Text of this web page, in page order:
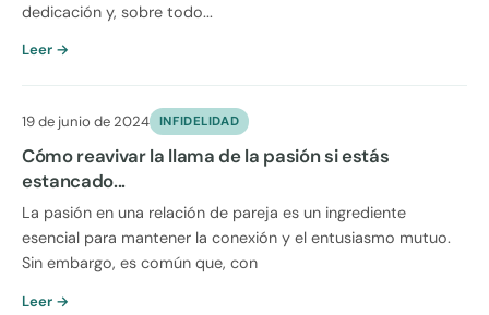
dedicación y, sobre todo...
Leer →
19 de junio de 2024 INFIDELIDAD
Cómo reavivar la llama de la pasión si estás
estancado...
La pasión en una relación de pareja es un ingrediente
esencial para mantener la conexión y el entusiasmo mutuo.
Sin embargo, es común que, con
Leer →